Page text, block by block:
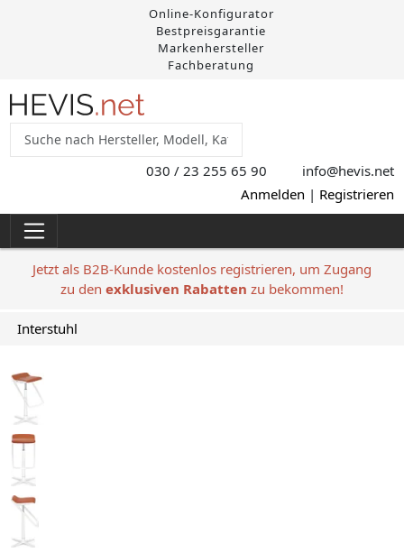
Online-Konfigurator
Bestpreisgarantie
Markenhersteller
Fachberatung
030 / 23 255 65 90 info@hevis.net
Anmelden | Registrieren
Jetzt als B2B-Kunde kostenlos registrieren, um Zugang
zu den exklusiven Rabatten zu bekommen!
Interstuhl